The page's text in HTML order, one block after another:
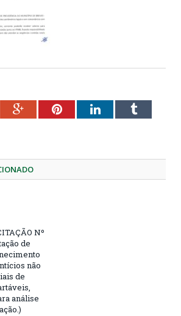
Google+PinterestLinkedInTumblr
Nº
de
não
de
análise